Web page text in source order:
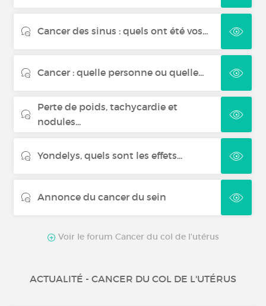
Cancer des sinus : quels ont été vos...
Cancer : quelle personne ou quelle...
Perte de poids, tachycardie et
nodules...
Yondelys, quels sont les effets...
Annonce du cancer du sein
Voir le forum Cancer du col de l'utérus
ACTUALITÉ - CANCER DU COL DE L'UTÉRUS